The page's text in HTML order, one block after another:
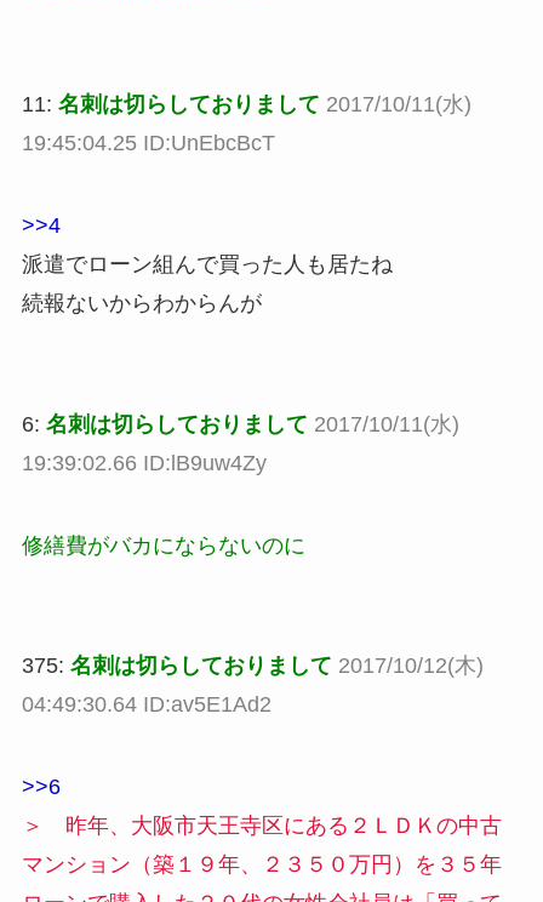
11: 名刺は切らしておりまして 2017/10/11(水)
19:45:04.25 ID:UnEbcBcT
>>4
派遣でローン組んで買った人も居たね
続報ないからわからんが
6: 名刺は切らしておりまして 2017/10/11(水)
19:39:02.66 ID:lB9uw4Zy
修繕費がバカにならないのに
375: 名刺は切らしておりまして 2017/10/12(木)
04:49:30.64 ID:av5E1Ad2
>>6
＞ 昨年、大阪市天王寺区にある２ＬＤＫの中古
マンション（築１９年、２３５０万円）を３５年